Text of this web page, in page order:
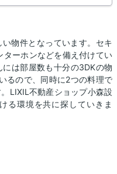
物件となっています。セキ
ターホンなどを備え付けてい
は部屋数も十分の3DKの物
るので、同時に2つの料理で
LIXIL不動産ショップ小森設
る環境を共に探していきま